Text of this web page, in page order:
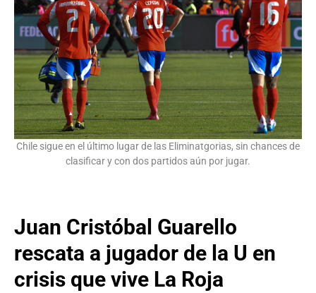
Chile sigue en el último lugar de las Eliminatgorias, sin chances de
clasificar y con dos partidos aún por jugar.
Juan Cristóbal Guarello
rescata a jugador de la U en
crisis que vive La Roja